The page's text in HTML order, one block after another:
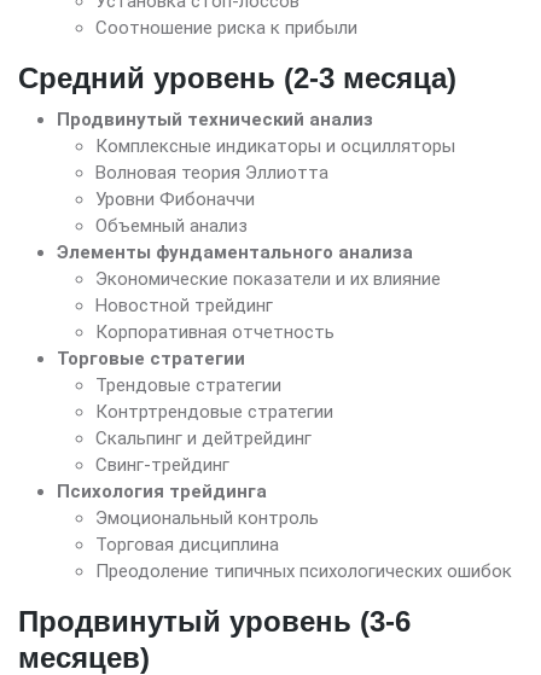
Соотношение риска к прибыли
Средний уровень (2-3 месяца)
Продвинутый технический анализ
Комплексные индикаторы и осцилляторы
Волновая теория Эллиотта
Уровни Фибоначчи
Объемный анализ
Элементы фундаментального анализа
Экономические показатели и их влияние
Новостной трейдинг
Корпоративная отчетность
Торговые стратегии
Трендовые стратегии
Контртрендовые стратегии
Скальпинг и дейтрейдинг
Свинг-трейдинг
Психология трейдинга
Эмоциональный контроль
Торговая дисциплина
Преодоление типичных психологических ошибок
Продвинутый уровень (3-6
месяцев)